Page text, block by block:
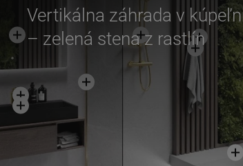
Vertikálna záhrada v
– zelená stena z rastlín